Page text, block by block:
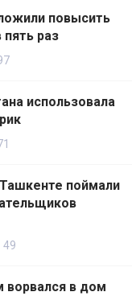
повысить
раз
использовала
поймали
49
ворвался в дом